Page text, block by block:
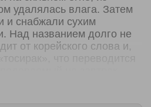
удалялась влага. Затем
и снабжали сухим
Над названием долго не
от корейского слова и,